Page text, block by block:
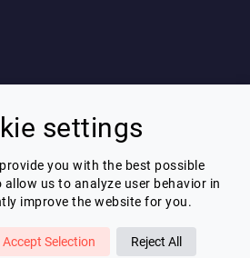
settings
you with the best possible
allow us to analyze user behavior in
improve the website for you.
Accept Selection Reject All